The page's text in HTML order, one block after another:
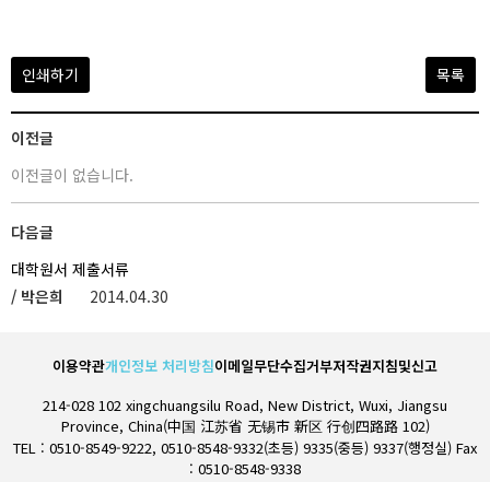
인쇄하기 목록
이전글
이전글이 없습니다.
다음글
대학원서 제출서류
/ 박은희
2014.04.30
이용약관개인정보 처리방침이메일무단수집거부저작권지침및신고
214-028 102 xingchuangsilu Road, New District, Wuxi, Jiangsu
Province, China(中国 江苏省 无锡市 新区 行创四路路 102)
TEL : 0510-8549-9222, 0510-8548-9332(초등) 9335(중등) 9337(행정실) Fax
: 0510-8548-9338